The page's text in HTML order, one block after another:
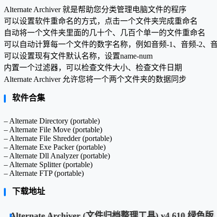
Alternate Archiver 就是帮助您分类管理电脑文件的程序
可以设置软件重命名的方式，点击一个文件夹完成重命名
自动将一个文件夹里面的几十个、几百个单一的文件重命名
可以自动计算每一个文件的数字名称，例如音频-1、音频-2、
可以设置现有文件默认名称，设置name-num
内置一个过滤器，可以检查文件大小、检查文件日期
Alternate Archiver 允许您将一个两个文件夹的数据同步
软件合集
– Alternate Directory (portable)
– Alternate File Move (portable)
– Alternate File Shredder (portable)
– Alternate Exe Packer (portable)
– Alternate Dll Analyzer (portable)
– Alternate Splitter (portable)
– Alternate FTP (portable)
下载地址